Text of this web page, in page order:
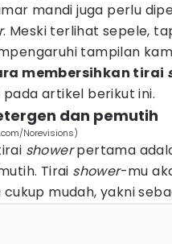
mandi juga perlu
. Meski terlihat sepele,
tampilan
membersihkan tirai
artikel berikut ini.
dan pemutih
Norevisions)
showerpertama
Tirai shower-mu
mudah, yakni